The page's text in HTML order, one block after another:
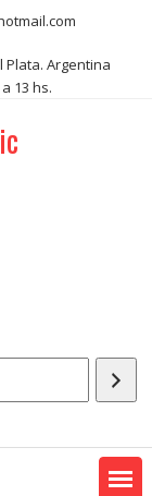
Plata. Argentina
13 hs.